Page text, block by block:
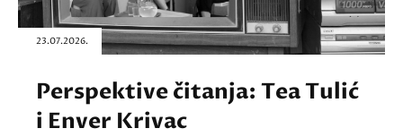
23.07.2026.
Perspektive čitanja: Tea Tulić
i Enver Krivac